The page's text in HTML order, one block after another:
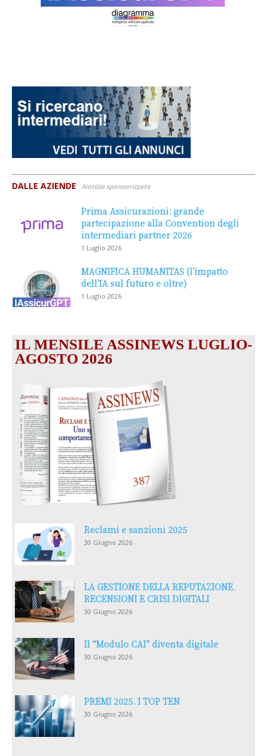
DALLE AZIENDE Notizie sponsorizzate
Prima Assicurazioni: grande
partecipazione alla Convention degli
intermediari partner 2026
1 Luglio 2026
MAGNIFICA HUMANITAS (l’impatto
dell’IA sul futuro e oltre)
1 Luglio 2026
IL MENSILE ASSINEWS LUGLIO-
AGOSTO 2026
Reclami e sanzioni 2025
30 Giugno 2026
LA GESTIONE DELLA REPUTAZIONE.
RECENSIONI E CRISI DIGITALI
30 Giugno 2026
Il “Modulo CAI” diventa digitale
30 Giugno 2026
PREMI 2025. I TOP TEN
30 Giugno 2026